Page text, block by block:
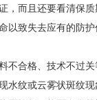
而且还要看清保
致失去应有的防护
合格、技术不过
纹或云雾状斑纹